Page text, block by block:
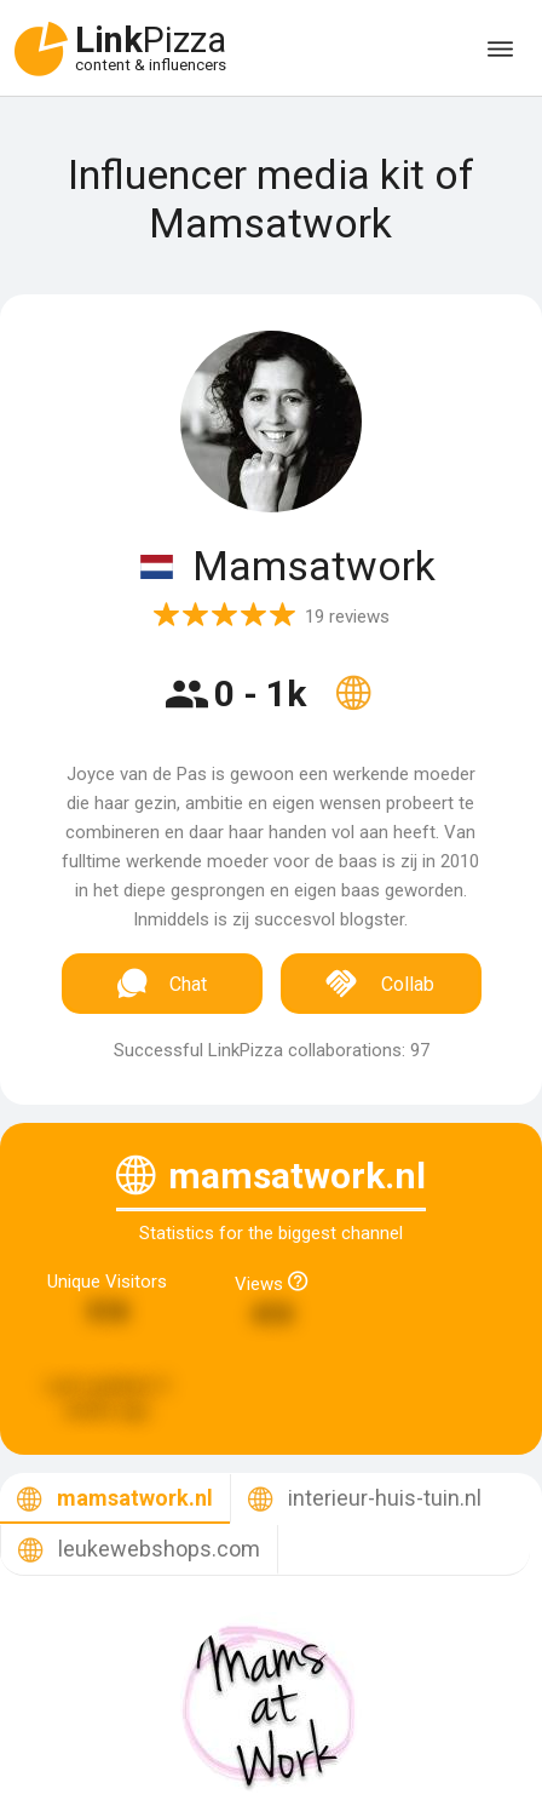
LinkPizza
content & influencers
Influencer media kit of
Mamsatwork
Mamsatwork
19 reviews
0 - 1k
Joyce van de Pas is gewoon een werkende moeder
die haar gezin, ambitie en eigen wensen probeert te
combineren en daar haar handen vol aan heeft. Van
fulltime werkende moeder voor de baas is zij in 2010
in het diepe gesprongen en eigen baas geworden.
Inmiddels is zij succesvol blogster.
Chat Collab
Successful LinkPizza collaborations: 97
mamsatwork.nl
Statistics for the biggest channel
Unique Visitors Views
mamsatwork.nl
interieur-huis-tuin.nl
leukewebshops.com